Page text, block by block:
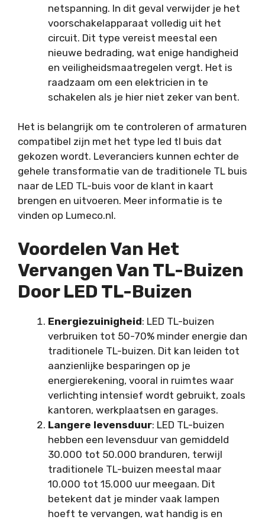
netspanning. In dit geval verwijder je het
voorschakelapparaat volledig uit het
circuit. Dit type vereist meestal een
nieuwe bedrading, wat enige handigheid
en veiligheidsmaatregelen vergt. Het is
raadzaam om een elektricien in te
schakelen als je hier niet zeker van bent.
Het is belangrijk om te controleren of armaturen
compatibel zijn met het type led tl buis dat
gekozen wordt. Leveranciers kunnen echter de
gehele transformatie van de traditionele TL buis
naar de LED TL-buis voor de klant in kaart
brengen en uitvoeren. Meer informatie is te
vinden op Lumeco.nl.
Voordelen Van Het
Vervangen Van TL-Buizen
Door LED TL-Buizen
Energiezuinigheid: LED TL-buizen
verbruiken tot 50-70% minder energie dan
traditionele TL-buizen. Dit kan leiden tot
aanzienlijke besparingen op je
energierekening, vooral in ruimtes waar
verlichting intensief wordt gebruikt, zoals
kantoren, werkplaatsen en garages.
Langere levensduur: LED TL-buizen
hebben een levensduur van gemiddeld
30.000 tot 50.000 branduren, terwijl
traditionele TL-buizen meestal maar
10.000 tot 15.000 uur meegaan. Dit
betekent dat je minder vaak lampen
hoeft te vervangen, wat handig is en